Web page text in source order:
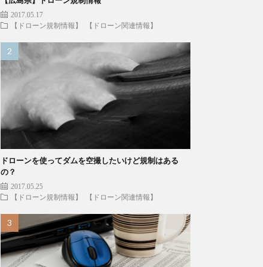
2017.05.17
【ドローン規制情報】
【ドローン関連情報】
ドローンを使ってダムを空撮したいけど規制はある
の？
2017.05.25
【ドローン規制情報】
【ドローン関連情報】